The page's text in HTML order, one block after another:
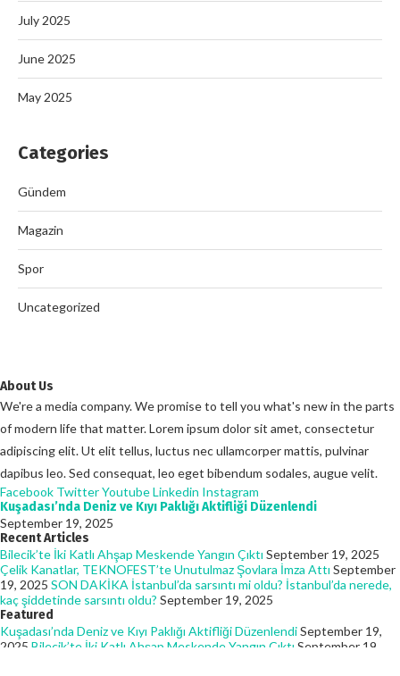
July 2025
June 2025
May 2025
Categories
Gündem
Magazin
Spor
Uncategorized
About Us
We're a media company. We promise to tell you what's new in the parts
of modern life that matter. Lorem ipsum dolor sit amet, consectetur
adipiscing elit. Ut elit tellus, luctus nec ullamcorper mattis, pulvinar
dapibus leo. Sed consequat, leo eget bibendum sodales, augue velit.
Facebook TwitterYoutubeLinkedin Instagram
Kuşadası’nda Deniz ve Kıyı Paklığı Aktifliği Düzenlendi
September 19, 2025
Recent Articles
Bilecik’te İki Katlı Ahşap Meskende Yangın Çıktı September 19, 2025
Çelik Kanatlar, TEKNOFEST’te Unutulmaz Şovlara İmza Attı September
19, 2025 SON DAKİKA İstanbul’da sarsıntı mi oldu? İstanbul’da nerede,
kaç şiddetinde sarsıntı oldu? September 19, 2025
Featured
Kuşadası’nda Deniz ve Kıyı Paklığı Aktifliği DüzenlendiSeptember 19,
2025 Bilecik’te İki Katlı Ahşap Meskende Yangın Çıktı September 19,